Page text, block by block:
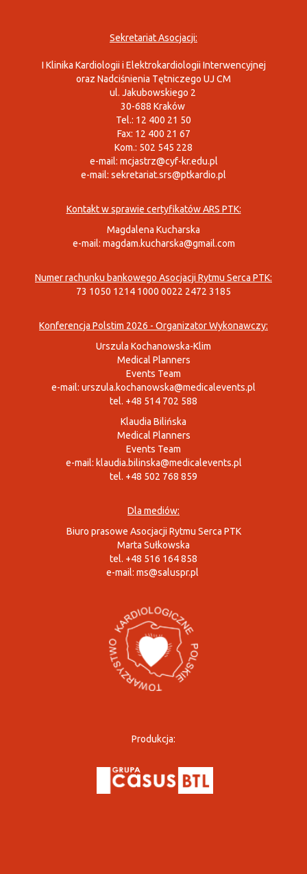
Sekretariat Asocjacji:
I Klinika Kardiologii i Elektrokardiologii Interwencyjnej
oraz Nadciśnienia Tętniczego UJ CM
ul. Jakubowskiego 2
30-688 Kraków
Tel.: 12 400 21 50
Fax: 12 400 21 67
Kom.: 502 545 228
e-mail: mcjastrz@cyf-kr.edu.pl
e-mail: sekretariat.srs@ptkardio.pl
Kontakt w sprawie certyfikatów ARS PTK:
Magdalena Kucharska
e-mail: magdam.kucharska@gmail.com
Numer rachunku bankowego Asocjacji Rytmu Serca PTK:
73 1050 1214 1000 0022 2472 3185
Konferencja Polstim 2026 - Organizator Wykonawczy:
Urszula Kochanowska-Klim
Medical Planners
Events Team
e-mail: urszula.kochanowska@medicalevents.pl
tel. +48 514 702 588
Klaudia Bilińska
Medical Planners
Events Team
e-mail: klaudia.bilinska@medicalevents.pl
tel. +48 502 768 859
Dla mediów:
Biuro prasowe Asocjacji Rytmu Serca PTK
Marta Sułkowska
tel. +48 516 164 858
e-mail: ms@saluspr.pl
Produkcja: